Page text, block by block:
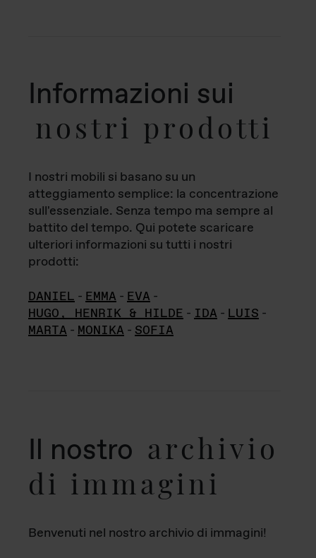
Informazioni sui
nostri prodotti
I nostri mobili si basano su un
atteggiamento semplice: la concentrazione
sull'essenziale. Senza tempo ma sempre al
battito del tempo. Qui potete scaricare
ulteriori informazioni su tutti i nostri
prodotti:
DANIEL - EMMA - EVA -
HUGO, HENRIK & HILDE - IDA - LUIS -
MARTA - MONIKA - SOFIA
Il nostro archivio
di immagini
Benvenuti nel nostro archivio di immagini!